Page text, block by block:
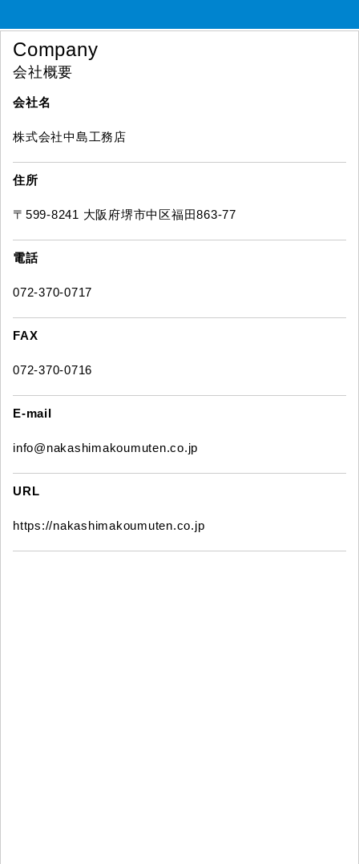
Company
会社概要
会社名
株式会社中島工務店
住所
〒599-8241 大阪府堺市中区福田863-77
電話
072-370-0717
FAX
072-370-0716
E-mail
info@nakashimakoumuten.co.jp
URL
https://nakashimakoumuten.co.jp